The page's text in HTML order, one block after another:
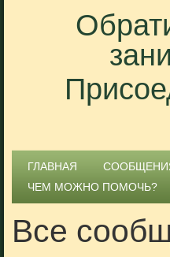
ГЛАВНАЯ
ЧЕМ МОЖНО ПОМОЧЬ?
Все